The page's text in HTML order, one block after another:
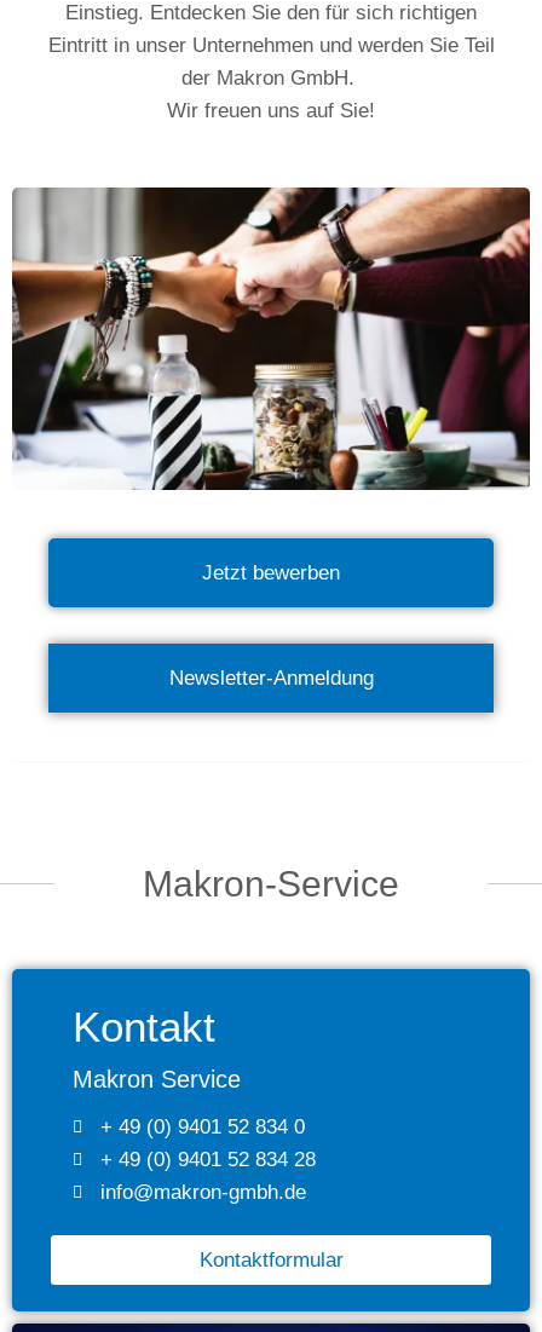
Einstieg. Entdecken Sie den für sich richtigen
Eintritt in unser Unternehmen und werden Sie Teil
der Makron GmbH.
Wir freuen uns auf Sie!
Jetzt bewerben
Newsletter-Anmeldung
Makron-Service
Kontakt
Makron Service
+ 49 (0) 9401 52 834 0
+ 49 (0) 9401 52 834 28
info@makron-gmbh.de
Kontaktformular